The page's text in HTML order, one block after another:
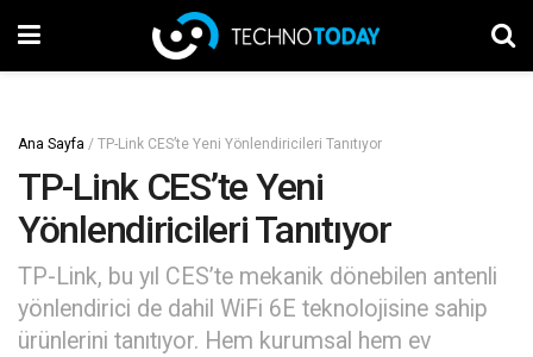
Ana Sayfa / TP-Link CES’te Yeni Yönlendiricileri Tanıtıyor
TP-Link CES’te Yeni
Yönlendiricileri Tanıtıyor
TP-Link, bu yıl CES’te mekanik dönebilen antenli
yönlendirici de dahil WiFi 6E teknolojisine sahip
ürünlerini tanıtıyor. Hem kurumsal hem ev